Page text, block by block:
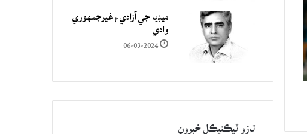
ميڊيا جي آزادي ۽ غيرجمھوري
وادي
06-03-2024
تازو ٽيڪنيڪل خبرون